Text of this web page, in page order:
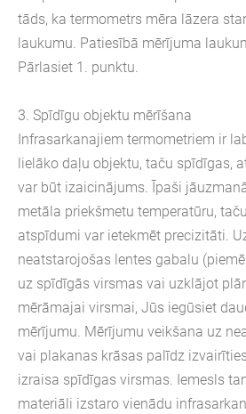
tāds, ka termometrs mēra lāzera
laukumu. Patiesībā mērījuma
Pārlasiet 1. punktu.
3. Spīdīgu objektu mērīšana
Infrasarkanajiem termometriem ir
lielāko daļu objektu, taču spīdīgas,
var būt izaicinājums. Īpaši
metāla priekšmetu temperatūru,
atspīdumi var ietekmēt precizitāti.
neatstarojošas lentes gabalu
uz spīdīgās virsmas vai uzklājot
mērāmajai virsmai, Jūs iegūsiet
mērījumu. Mērījumu veikšana uz
vai plakanas krāsas palīdz
izraisa spīdīgas virsmas. Iemesls
materiāli izstaro vienādu